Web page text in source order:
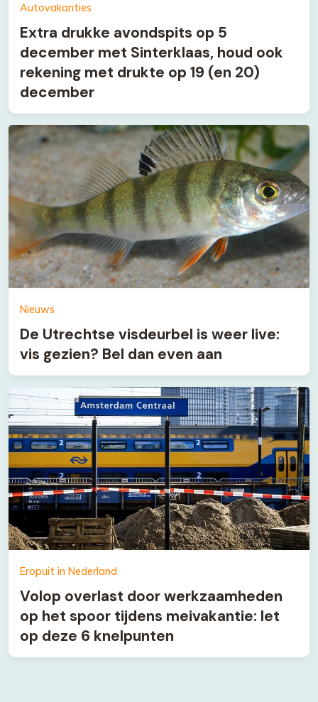
Autovakanties
Extra drukke avondspits op 5
december met Sinterklaas, houd ook
rekening met drukte op 19 (en 20)
december
Nieuws
De Utrechtse visdeurbel is weer live:
vis gezien? Bel dan even aan
Eropuit in Nederland
Volop overlast door werkzaamheden
op het spoor tijdens meivakantie: let
op deze 6 knelpunten